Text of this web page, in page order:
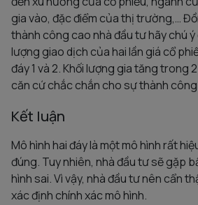
gia vào, đặc điểm của thị trường,…
thành công cao nhà đầu tư hãy chú ý
lượng giao dịch của hai lần giá cổ
đáy 1 và 2. Khối lượng gia tăng trong
căn cứ chắc chắn cho sự thành
Kết luận
Mô hình hai đáy là một mô hình rất
đúng. Tuy nhiên, nhà đầu tư sẽ gặp
hình sai. Vì vậy, nhà đầu tư nên cẩn
xác định chính xác mô hình.